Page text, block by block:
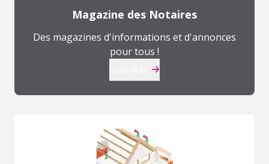
Magazine des Notaires
Des magazines d'informations et d'annonces
pour tous !